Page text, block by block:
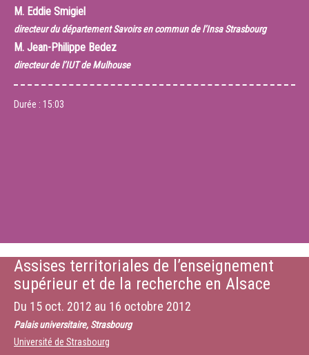
M. Eddie Smigiel
directeur du département Savoirs en commun de l’Insa Strasbourg
M. Jean-Philippe Bedez
directeur de l’IUT de Mulhouse
Durée : 15:03
Assises territoriales de l’enseignement
supérieur et de la recherche en Alsace
Du 15 oct. 2012 au 16 octobre 2012
Palais universitaire, Strasbourg
Université de Strasbourg